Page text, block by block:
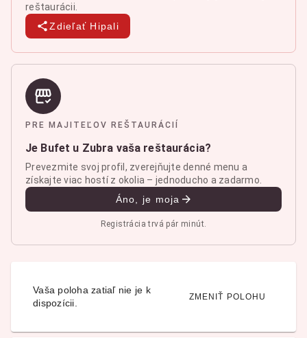
reštaurácii.
Zdieľať Hipali
PRE MAJITEĽOV REŠTAURÁCIÍ
Je Bufet u Zubra vaša reštaurácia?
Prevezmite svoj profil, zverejňujte denné menu a
získajte viac hostí z okolia – jednoducho a zadarmo.
Áno, je moja
Registrácia trvá pár minút.
Vaša poloha zatiaľ nie je k
dispozícii.
ZMENIŤ POLOHU